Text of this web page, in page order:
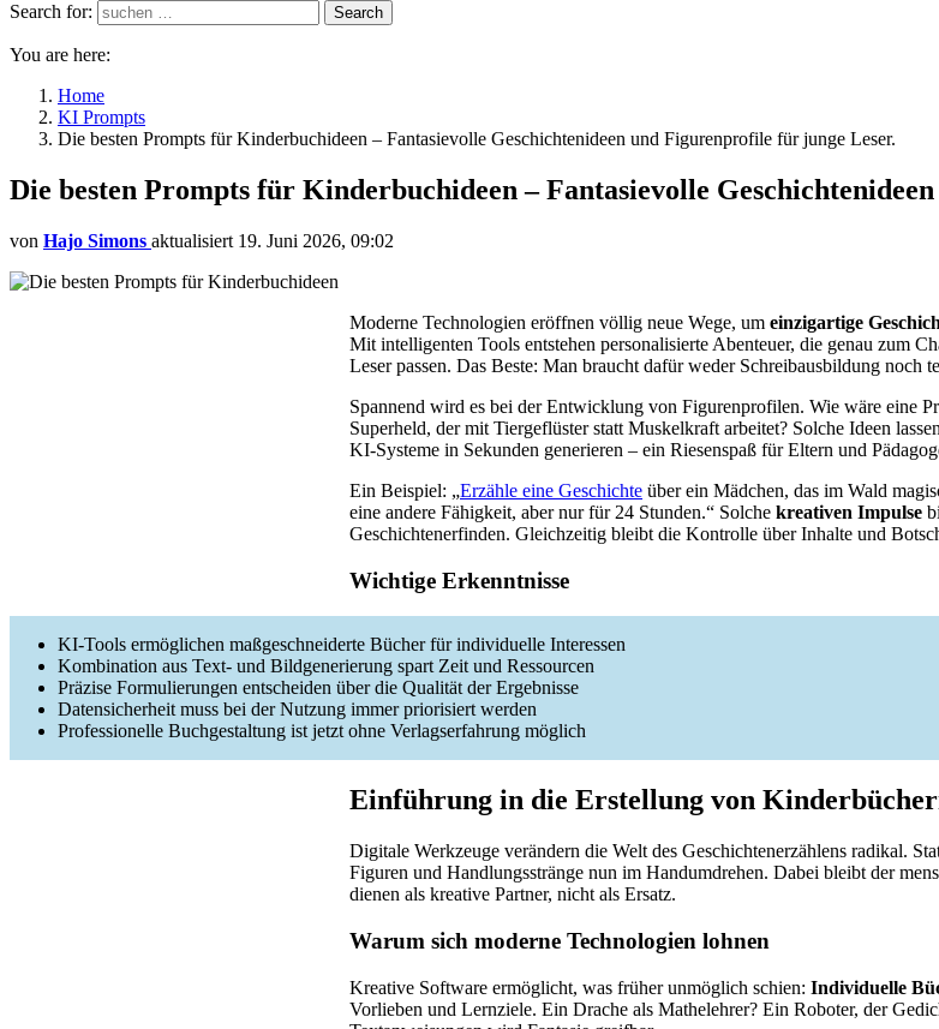
Search for:
Search
You are here:
Home
KI Prompts
Die besten Prompts für Kinderbuchideen – Fantasievolle Geschichtenideen und Figurenprofile für junge Leser.
Die besten Prompts für Kinderbuchideen – Fantasievolle
von Hajo Simons aktualisiert 19. Juni 2026, 09:02
Moderne Technologien eröffnen völlig neue Wege, um einzigartige
Mit intelligenten Tools entstehen personalisierte Abenteuer, die genau zum
Leser passen. Das Beste: Man braucht dafür weder Schreibausbildung noch
Spannend wird es bei der Entwicklung von Figurenprofilen. Wie wäre eine
Superheld, der mit Tiergeflüster statt Muskelkraft arbeitet? Solche Ideen
KI-Systeme in Sekunden generieren – ein Riesenspaß für Eltern und
Ein Beispiel: „Erzähle eine Geschichte über ein Mädchen, das im Wald
eine andere Fähigkeit, aber nur für 24 Stunden.“ Solche kreativen Impulse
Geschichtenerfinden. Gleichzeitig bleibt die Kontrolle über Inhalte und
Wichtige Erkenntnisse
KI-Tools ermöglichen maßgeschneiderte Bücher für individuelle Interessen
Kombination aus Text- und Bildgenerierung spart Zeit und Ressourcen
Präzise Formulierungen entscheiden über die Qualität der Ergebnisse
Datensicherheit muss bei der Nutzung immer priorisiert werden
Professionelle Buchgestaltung ist jetzt ohne Verlagserfahrung möglich
Einführung in die Erstellung von
Digitale Werkzeuge verändern die Welt des Geschichtenerzählens radikal.
Figuren und Handlungsstränge nun im Handumdrehen. Dabei bleibt der
dienen als kreative Partner, nicht als Ersatz.
Warum sich moderne Technologien lohnen
Kreative Software ermöglicht, was früher unmöglich schien: Individuelle
Vorlieben und Lernziele. Ein Drache als Mathelehrer? Ein Roboter, der